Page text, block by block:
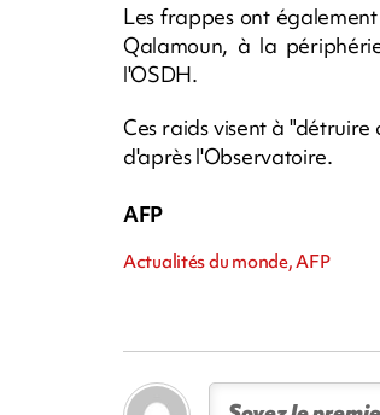
Les frappes ont
Qalamoun, à la
l'OSDH.
Ces raids visent à
d'après l'Observatoire.
AFP
Actualités du monde, AFP